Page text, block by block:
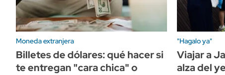
Moneda extranjera
Billetes de dólares: qué hacer si
te entregan "cara chica" o
"Hagalo ya"
Viajar a
alza del